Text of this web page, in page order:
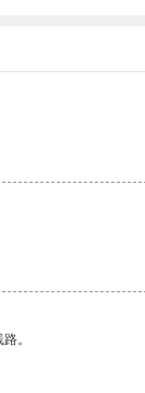
。